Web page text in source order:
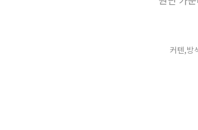
커텐,방